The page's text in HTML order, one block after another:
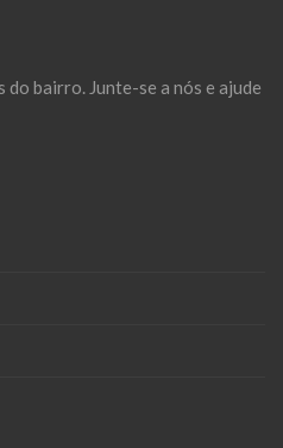
bairro. Junte-se a nós e ajude